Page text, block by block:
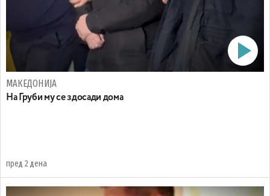
МАКЕДОНИЈА
На Груби му се здосади дома
пред 2 дена